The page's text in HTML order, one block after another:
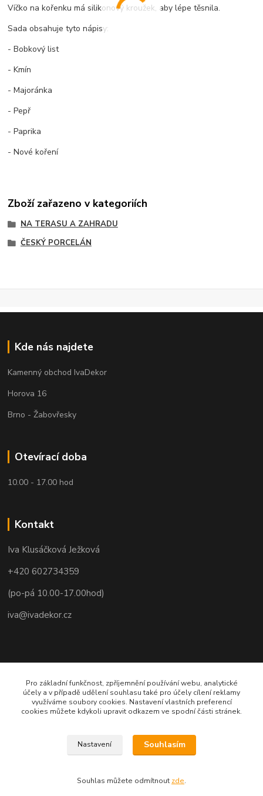
Víčko na kořenku má silikonový kroužek, aby lépe těsnila.
Sada obsahuje tyto nápisy:
- Bobkový list
- Kmín
- Majoránka
- Pepř
- Paprika
- Nové koření
Zboží zařazeno v kategoriích
NA TERASU A ZAHRADU
ČESKÝ PORCELÁN
Kde nás najdete
Kamenný obchod IvaDekor
Horova 16
Brno - Žabovřesky
Otevírací doba
10.00 - 17.00 hod
Kontakt
Iva Klusáčková Ježková
+420 602734359
(po-pá 10.00-17.00hod)
iva@ivadekor.cz
Pro základní funkčnost, zpříjemnění používání webu, analytické
účely a v případě udělení souhlasu také pro účely cílení reklamy
využíváme soubory cookies. Nastavení vlastních preferencí
cookies můžete kdykoli upravit odkazem ve spodní části stránek.
Nastavení Souhlasím
Souhlas můžete odmítnout zde.